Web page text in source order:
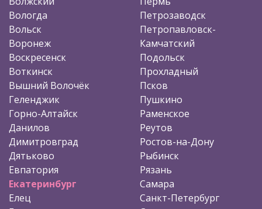
Вологда
Вольск
Воронеж
Воскресенск
Воткинск
Вышний Волочёк
Геленджик
Горно-Алтайск
Данилов
Димитровград
Дятьково
Евпатория
Екатеринбург
Елец
Петрозаводск
Петропавловск-
Камчатский
Подольск
Прохладный
Псков
Пушкино
Раменское
Реутов
Ростов-на-Дону
Рыбинск
Рязань
Самара
Санкт-Петербург